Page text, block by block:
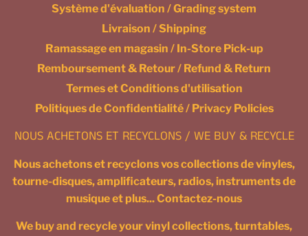
Système d'évaluation / Grading system
Livraison / Shipping
Ramassage en magasin / In-Store Pick-up
Remboursement & Retour / Refund & Return
Termes et Conditions d'utilisation
Politiques de Confidentialité / Privacy Policies
NOUS ACHETONS ET RECYCLONS / WE BUY & RECYCLE
Nous achetons et recyclons vos collections de vinyles,
tourne-disques, amplificateurs, radios, instruments de
musique et plus... Contactez-nous
We buy and recycle your vinyl collections, turntables,